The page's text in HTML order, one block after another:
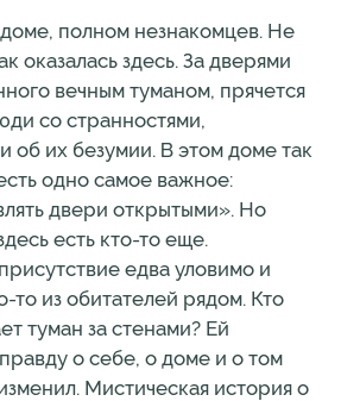
полном незнакомцев. Не
оказалась здесь. За дверями
вечным туманом, прячется
со странностями,
об их безумии. В этом доме так
одно самое важное:
двери открытыми». Но
есть кто-то еще.
едва уловимо и
то из обитателей рядом. Кто
туман за стенами? Ей
о себе, о доме и о том
Мистическая история о